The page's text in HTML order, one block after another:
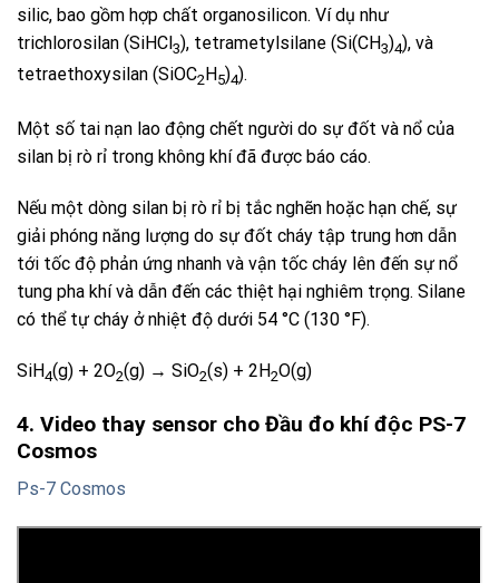
silic, bao gồm hợp chất organosilicon. Ví dụ như
trichlorosilan (SiHCl3), tetrametylsilane (Si(CH3)4), và
tetraethoxysilan (SiOC2H5)4).
Một số tai nạn lao động chết người do sự đốt và nổ của
silan bị rò rỉ trong không khí đã được báo cáo.
Nếu một dòng silan bị rò rỉ bị tắc nghẽn hoặc hạn chế, sự
giải phóng năng lượng do sự đốt cháy tập trung hơn dẫn
tới tốc độ phản ứng nhanh và vận tốc cháy lên đến sự nổ
tung pha khí và dẫn đến các thiệt hại nghiêm trọng. Silane
có thể tự cháy ở nhiệt độ dưới 54 °C (130 °F).
SiH4(g) + 2O2(g) → SiO2(s) + 2H2O(g)
4. Video thay sensor cho Đầu đo khí độc PS-7
Cosmos
Ps-7 Cosmos